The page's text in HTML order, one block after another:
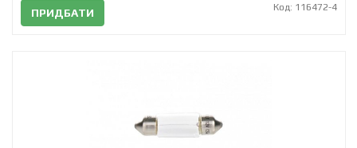
ПРИДБАТИ Код: 116472-4